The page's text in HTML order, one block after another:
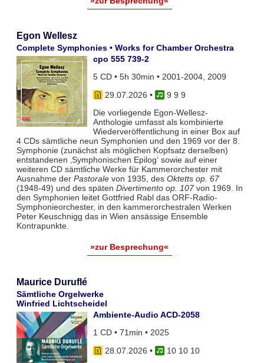
Egon Wellesz
Complete Symphonies • Works for Chamber Orchestra
cpo 555 739-2
5 CD • 5h 30min • 2001-2004, 2009
29.07.2026 •
9 9 9
Die vorliegende Egon-Wellesz-
Anthologie umfasst als kombinierte
Wiederveröffentlichung in einer Box auf
4 CDs sämtliche neun Symphonien und den 1969 vor der 8.
Symphonie (zunächst als möglichen Kopfsatz derselben)
entstandenen ‚Symphonischen Epilog‘ sowie auf einer
weiteren CD sämtliche Werke für Kammerorchester mit
Ausnahme der Pastoralevon 1935, des Oktetts op. 67
(1948-49) und des späten Divertimento op. 107von 1969. In
den Symphonien leitet Gottfried Rabl das ORF-Radio-
Symphonieorchester, in den kammerorchestralen Werken
Peter Keuschnigg das in Wien ansässige Ensemble
Kontrapunkte.
»zur Besprechung«
Maurice Duruflé
Sämtliche Orgelwerke
Winfried Lichtscheidel
Ambiente-Audio ACD-2058
1 CD • 71min • 2025
28.07.2026 •
10 10 10